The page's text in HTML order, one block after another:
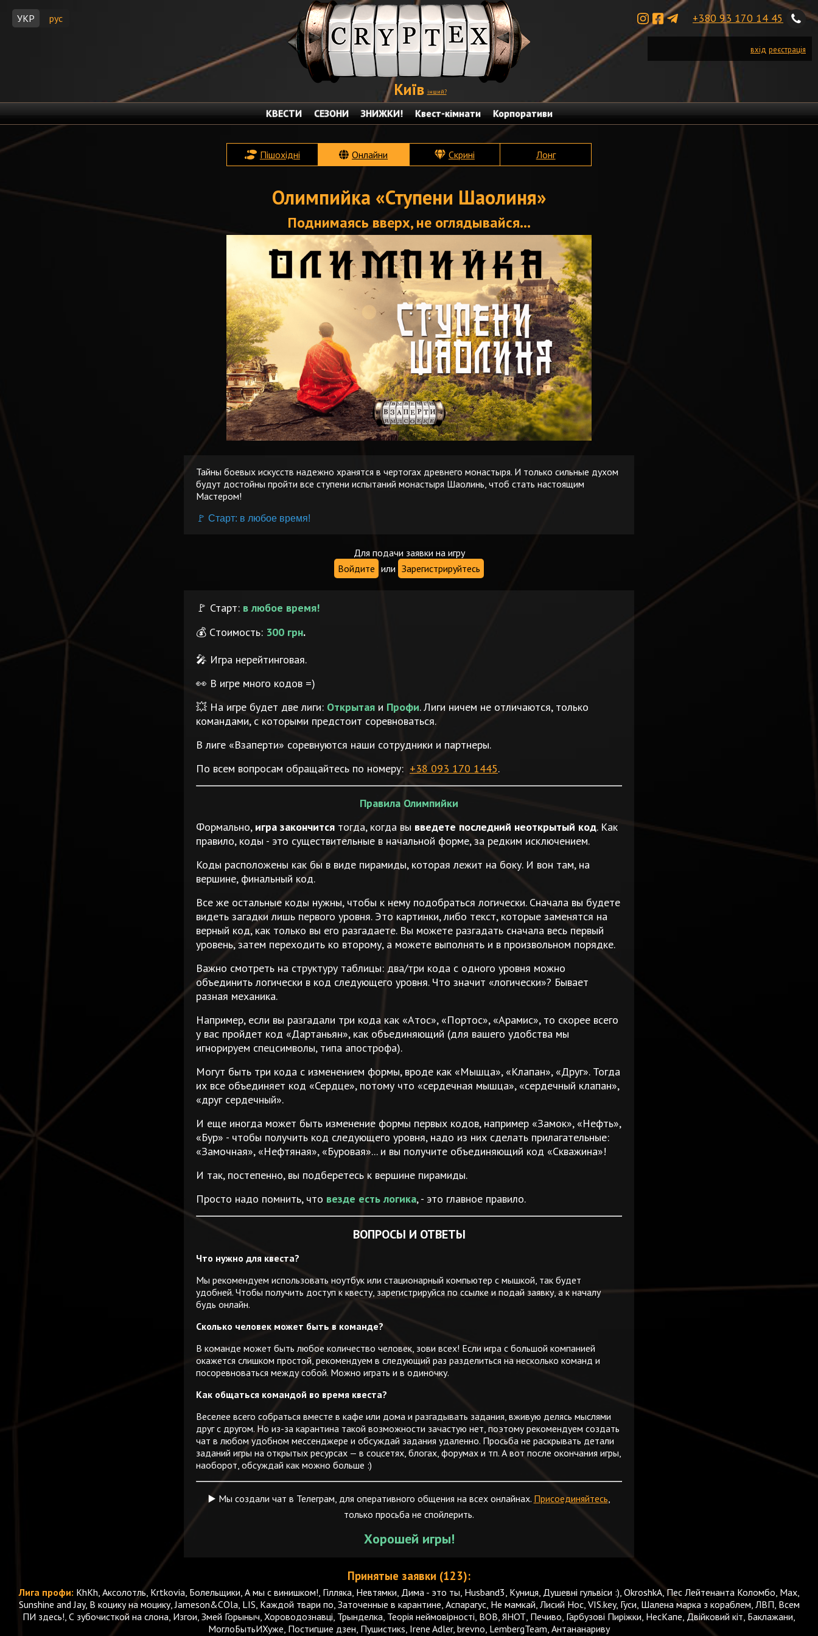
+380 93 170 14 45
Київ інший?
вхід реєстрація
КВЕСТИ СЕЗОНИ ЗНИЖКИ! Квест-кімнати Корпоративи
УКР рус
Пішохідні Онлайни Скрині Лонг
Олимпийка «Ступени Шаолиня»
Поднимаясь вверх, не оглядывайся...
Тайны боевых искусств надежно хранятся в чертогах древнего монастыря. И только сильные духом
будут достойны пройти все ступени испытаний монастыря Шаолинь, чтоб стать настоящим
Мастером!
🚩 Старт: в любое время!
Для подачи заявки на игру
Войдите или Зарегистрируйтесь
🚩 Старт: в любое время!
💰 Cтоимость: 300 грн.
🎤 Игра нерейтинговая.
👀 В игре много кодов =)
💥 На игре будет две лиги: Открытая и Профи. Лиги ничем не отличаются, только
командами, с которыми предстоит соревноваться.
В лиге «Взаперти» соревнуются наши сотрудники и партнеры.
По всем вопросам обращайтесь по номеру: +38 093 170 1445.
Правила Олимпийки
Формально, игра закончится тогда, когда вы введете последний неоткрытый код. Как
правило, коды - это существительные в начальной форме, за редким исключением.
Коды расположены как бы в виде пирамиды, которая лежит на боку. И вон там, на
вершине, финальный код.
Все же остальные коды нужны, чтобы к нему подобраться логически. Сначала вы будете
видеть загадки лишь первого уровня. Это картинки, либо текст, которые заменятся на
верный код, как только вы его разгадаете. Вы можете разгадать сначала весь первый
уровень, затем переходить ко второму, а можете выполнять и в произвольном порядке.
Важно смотреть на структуру таблицы: два/три кода с одного уровня можно
объединить логически в код следующего уровня. Что значит «логически»? Бывает
разная механика.
Например, если вы разгадали три кода как «Атос», «Портос», «Арамис», то скорее всего
у вас пройдет код «Дартаньян», как объединяющий (для вашего удобства мы
игнорируем спецсимволы, типа апострофа).
Могут быть три кода с изменением формы, вроде как «Мышца», «Клапан», «Друг». Тогда
их все объединяет код «Сердце», потому что «сердечная мышца», «сердечный клапан»,
«друг сердечный».
И еще иногда может быть изменение формы первых кодов, например «Замок», «Нефть»,
«Бур» - чтобы получить код следующего уровня, надо из них сделать прилагательные:
«Замочная», «Нефтяная», «Буровая»... и вы получите объединяющий код «Скважина»!
И так, постепенно, вы подберетесь к вершине пирамиды.
Просто надо помнить, что везде есть логика, - это главное правило.
ВОПРОСЫ И ОТВЕТЫ
Что нужно для квеста?
Мы рекомендуем использовать ноутбук или стационарный компьютер с мышкой, так будет
удобней. Чтобы получить доступ к квесту, зарегистрируйся по ссылке и подай заявку, а к началу
будь онлайн.
Сколько человек может быть в команде?
В команде может быть любое количество человек, зови всех! Если игра с большой компанией
окажется слишком простой, рекомендуем в следующий раз разделиться на несколько команд и
посоревноваться между собой. Можно играть и в одиночку.
Как общаться командой во время квеста?
Веселее всего собраться вместе в кафе или дома и разгадывать задания, вживую делясь мыслями
друг с другом. Но из-за карантина такой возможности зачастую нет, поэтому рекомендуем создать
чат в любом удобном мессенджере и обсуждай задания удаленно. Просьба не раскрывать детали
заданий игры на открытых ресурсах — в соцсетях, блогах, форумах и тп. А вот после окончания игры,
наоборот, обсуждай как можно больше :)
▶️ Мы создали чат в Телеграм, для оперативного общения на всех онлайнах. Присоединяйтесь
только просьба не спойлерить.
Хорошей игры!
Принятые заявки (123):
Лига профи: KhKh, Аксолотль, Krtkovia, Болельщики, А мы с винишком!, Гiлляка, Невтямки, Дима - это ты, Husband3, Куниця, Душевні гульвіси :), OkroshkA, Пес Лейтенанта Коломбо, Max,
Sunshine and Jay, В коцику на моцику, Jameson&COla, LIS, Каждой твари по, Заточенные в карантине, Аспарагус, Не мамкай, Лисий Нос, VIS.key, Гуси, Шалена марка з кораблем, ЛВП, Всем
ПИ здесь!, С зубочисткой на слона, Изгои, Змей Горыныч, Хороводознавці, Трынделка, Теорія неймовірності, BOB, ЯНОТ, Печиво, Гарбузові Пиріжки, НесКапе, Двійковий кіт, Баклажани,
МоглоБытьИХуже, Постигшие дзен, Пушистикs, Irene Adler, brevno, LembergTeam, Антананариву